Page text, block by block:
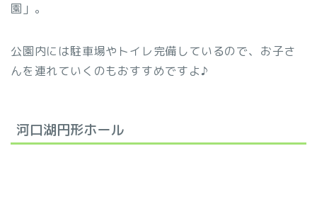
園」。
公園内には駐車場やトイレ完備しているので、お子さ
んを連れていくのもおすすめですよ♪
河口湖円形ホール